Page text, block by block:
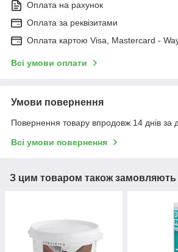
Оплата на рахунок
Оплата за реквізитами
Оплата картою Visa, Mastercard -
Всі умови оплати
Умови повернення
Повернення товару впродовж 14 днів за
Всі умови повернення
З цим товаром також замовляють